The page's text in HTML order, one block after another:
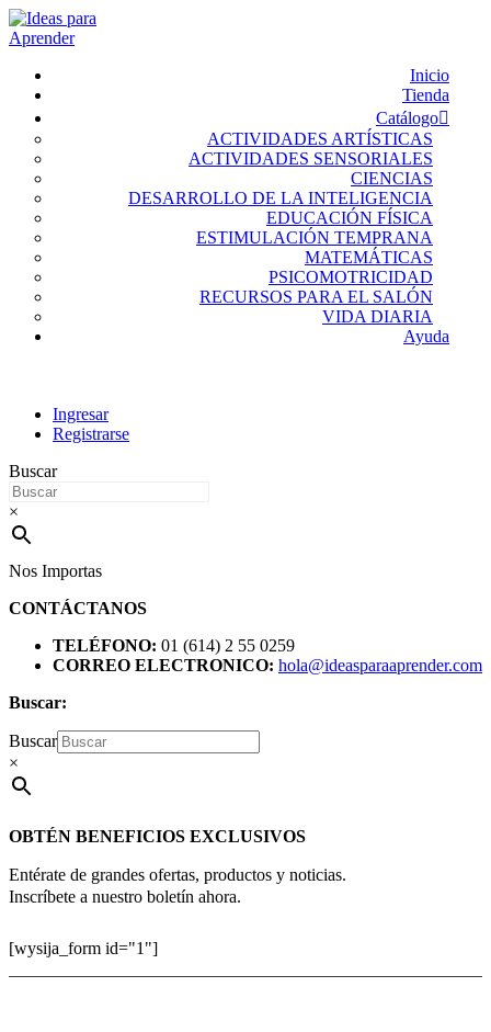
Inicio
Tienda
Catálogo
ACTIVIDADES ARTÍSTICAS
ACTIVIDADES SENSORIALES
CIENCIAS
DESARROLLO DE LA INTELIGENCIA
EDUCACIÓN FÍSICA
ESTIMULACIÓN TEMPRANA
MATEMÁTICAS
PSICOMOTRICIDAD
RECURSOS PARA EL SALÓN
VIDA DIARIA
Ayuda
Ingresar
Registrarse
Buscar
×
Nos Importas
CONTÁCTANOS
TELÉFONO: 01 (614) 2 55 0259
CORREO ELECTRONICO: hola@ideasparaaprender.com
Buscar:
Buscar
×
OBTÉN BENEFICIOS EXCLUSIVOS
Entérate de grandes ofertas, productos y noticias.
Inscríbete a nuestro boletín ahora.
[wysija_form id="1"]